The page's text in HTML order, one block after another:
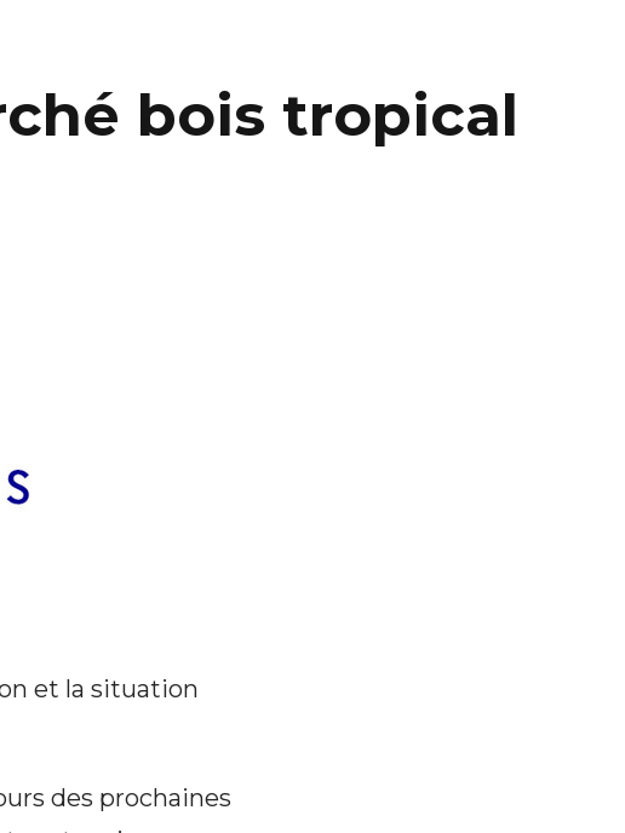
bois tropical
et la situation
des prochaines